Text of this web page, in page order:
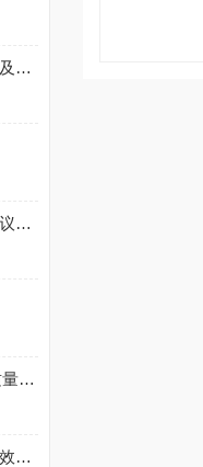
超高压多通道进样阀的结构组成及其作用
气相色谱进样阀的维护保养小建议分享
IVD与生命科学领域6通阀哪家质量更好？附采购指南
高压多通道进样阀适用于各种高效液相色谱系统